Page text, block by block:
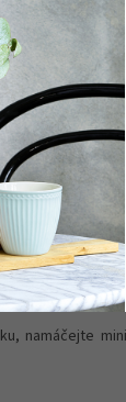
z marcipánu a
se
namáčejte